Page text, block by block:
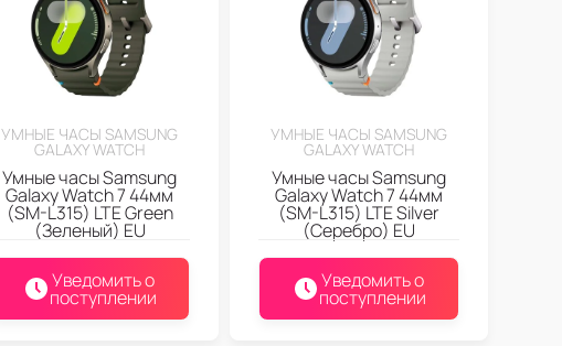
УМНЫЕ ЧАСЫ SAMSUNG
GALAXY WATCH
Умные часы Samsung
Galaxy Watch 7 44мм
(SM-L315) LTE Green
(Зеленый) EU
Уведомить о
поступлении
УМНЫЕ ЧАСЫ SAMSUNG
GALAXY WATCH
Умные часы Samsung
Galaxy Watch 7 44мм
(SM-L315) LTE Silver
(Серебро) EU
Уведомить о
поступлении